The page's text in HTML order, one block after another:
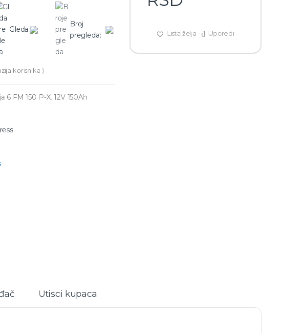
Gleda:
Broj
pregleda:
korisnika )
6 FM 150 P-X, 12V 150Ah
Lista želja Uporedi
Utisci kupaca